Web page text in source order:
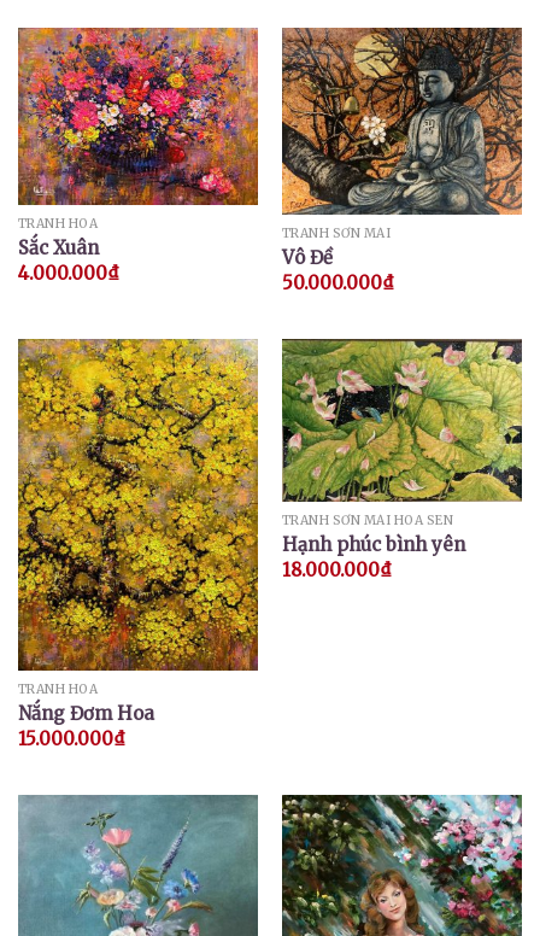
TRANH HOA
Sắc Xuân
4.000.000₫
TRANH SƠN MÀI
Vô Đề
50.000.000₫
TRANH HOA
Nắng Đơm Hoa
15.000.000₫
TRANH SƠN MÀI HOA SEN
Hạnh phúc bình yên
18.000.000₫